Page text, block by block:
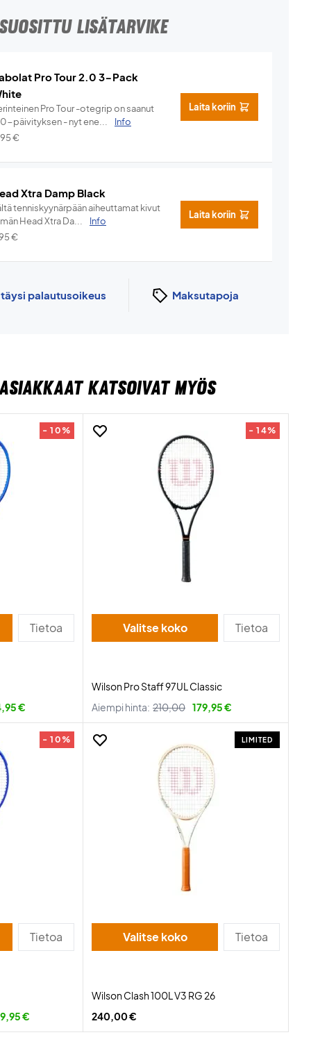
SUOSITTU LISÄTARVIKE
Pro Tour 2.0 3-Pack
Pro Tour -otegrip on saanut
päivityksen - nyt ene...
Info
€
Laita koriin
Xtra Damp Black
tenniskyynärpään aiheuttamat kivut
Head Xtra Da...
Info
€
Laita koriin
täysi palautusoikeus Maksutapoja
KATSOIVAT MYÖS
- 10%
Tietoa
€
- 14%
Valitse koko Tietoa
Wilson Pro Staff 97UL Classic
Aiempi hinta: 210,00 179,95 €
- 10%
Tietoa
€
LIMITED
Valitse koko Tietoa
Wilson Clash 100L V3 RG 26
240,00 €